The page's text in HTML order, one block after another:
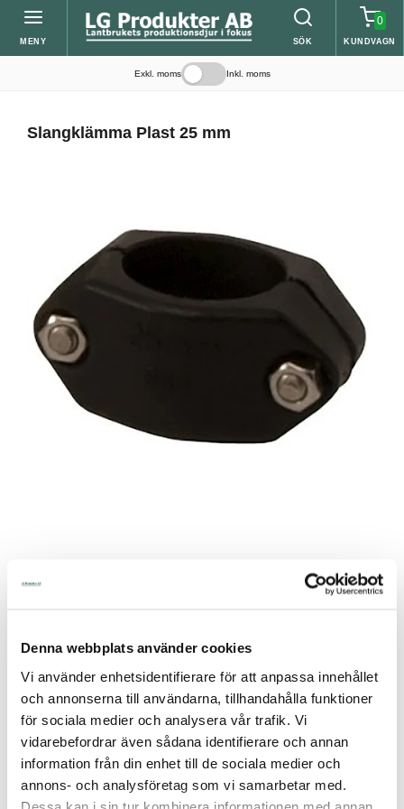
Denna webbplats använder cookies
Vi använder enhetsidentifierare för att anpassa innehållet
och annonserna till användarna, tillhandahålla funktioner
för sociala medier och analysera vår trafik. Vi
vidarebefordrar även sådana identifierare och annan
information från din enhet till de sociala medier och
annons- och analysföretag som vi samarbetar med.
Dessa kan i sin tur kombinera informationen med annan
MENY SÖK
0
KUNDVAGN
Exkl. moms Inkl. moms
Slangklämma Plast 25 mm
Lagerstatus:
60,00 Ord. Pris (94,00)
Tidigare lägsta pris: 60,00
Lägg i kundvagnen
Utgående Varor - Lagerrensning